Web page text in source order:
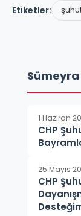
Etiketler:
Sümeyra
1 Haziran
CHP
25 Mayıs
CHP